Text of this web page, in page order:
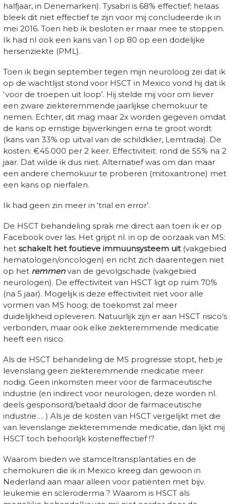
halfjaar, in Denemarken). Tysabri is 68% effectief; helaas
bleek dit niet effectief te zijn voor mij concludeerde ik in
mei 2016. Toen heb ik besloten er maar mee te stoppen.
Ik had nl ook een kans van 1 op 80 op een dodelijke
hersenziekte (PML).
Toen ik begin september tegen mijn neuroloog zei dat ik
op de wachtlijst stond voor HSCT in Mexico vond hij dat ik
‘voor de troepen uit loop’. Hij stelde mij voor om liever
een zware ziekteremmende jaarlijkse chemokuur te
nemen. Echter, dit mag maar 2x worden gegeven omdat
de kans op ernstige bijwerkingen erna te groot wordt
(kans van 33% op uitval van de schildklier, Lemtrada). De
kosten: €45.000 per 2 keer. Effectiviteit: rond de 55% na 2
jaar. Dat wilde ik dus niet. Alternatief was om dan maar
een andere chemokuur te proberen (mitoxantrone) met
een kans op nierfalen.
Ik had geen zin meer in ‘trial en error’.
De HSCT behandeling sprak me direct aan toen ik er op
Facebook over las. Het grijpt nl. in op de oorzaak van MS:
het schakelt het foutieve immuunsysteem uit (vakgebied
hematologen/oncologen) en richt zich daarentegen niet
op het remmenvan de gevolgschade (vakgebied
neurologen). De effectiviteit van HSCT ligt op ruim 70%
(na 5 jaar). Mogelijk is deze effectiviteit niet voor alle
vormen van MS hoog; de toekomst zal meer
duidelijkheid opleveren. Natuurlijk zijn er aan HSCT risico’s
verbonden, maar ook elke ziekteremmende medicatie
heeft een risico.
Als de HSCT behandeling de MS progressie stopt, heb je
levenslang geen ziekteremmende medicatie meer
nodig. Geen inkomsten meer voor de farmaceutische
industrie (en indirect voor neurologen, deze worden nl.
deels gesponsord/betaald door de farmaceutische
industrie…. ) Als je de kosten van HSCT vergelijkt met die
van levenslange ziekteremmende medicatie, dan lijkt mij
HSCT toch behoorlijk kosteneffectief !?
Waarom bieden we stamceltransplantaties en de
chemokuren die ik in Mexico kreeg dan gewoon in
Nederland aan maar alleen voor patiënten met bijv.
leukemie en scleroderma ? Waarom is HSCT als